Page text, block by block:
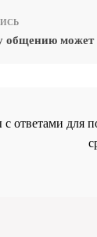
общению может
с ответами для